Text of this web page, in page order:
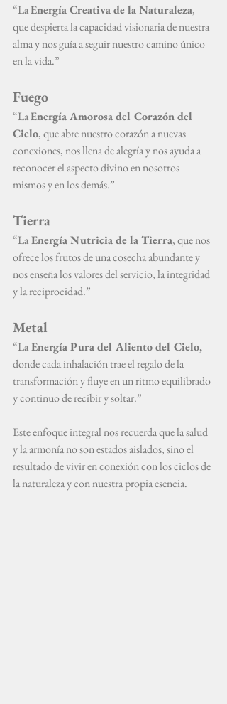
“La Energía Creativa de la Naturaleza,
que despierta la capacidad visionaria de nuestra
alma y nos guía a seguir nuestro camino único
en la vida.”
Fuego
“La Energía Amorosa del Corazón del
Cielo, que abre nuestro corazón a nuevas
conexiones, nos llena de alegría y nos ayuda a
reconocer el aspecto divino en nosotros
mismos y en los demás.”
Tierra
“La Energía Nutricia de la Tierra, que nos
ofrece los frutos de una cosecha abundante y
nos enseña los valores del servicio, la integridad
y la reciprocidad.”
Metal
“La Energía Pura del Aliento del Cielo,
donde cada inhalación trae el regalo de la
transformación y fluye en un ritmo equilibrado
y continuo de recibir y soltar.”
Este enfoque integral nos recuerda que la salud
y la armonía no son estados aislados, sino el
resultado de vivir en conexión con los ciclos de
la naturaleza y con nuestra propia esencia.